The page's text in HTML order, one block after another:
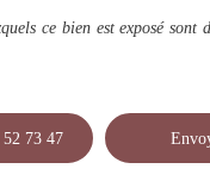
ce bien est exposé sont
73 47